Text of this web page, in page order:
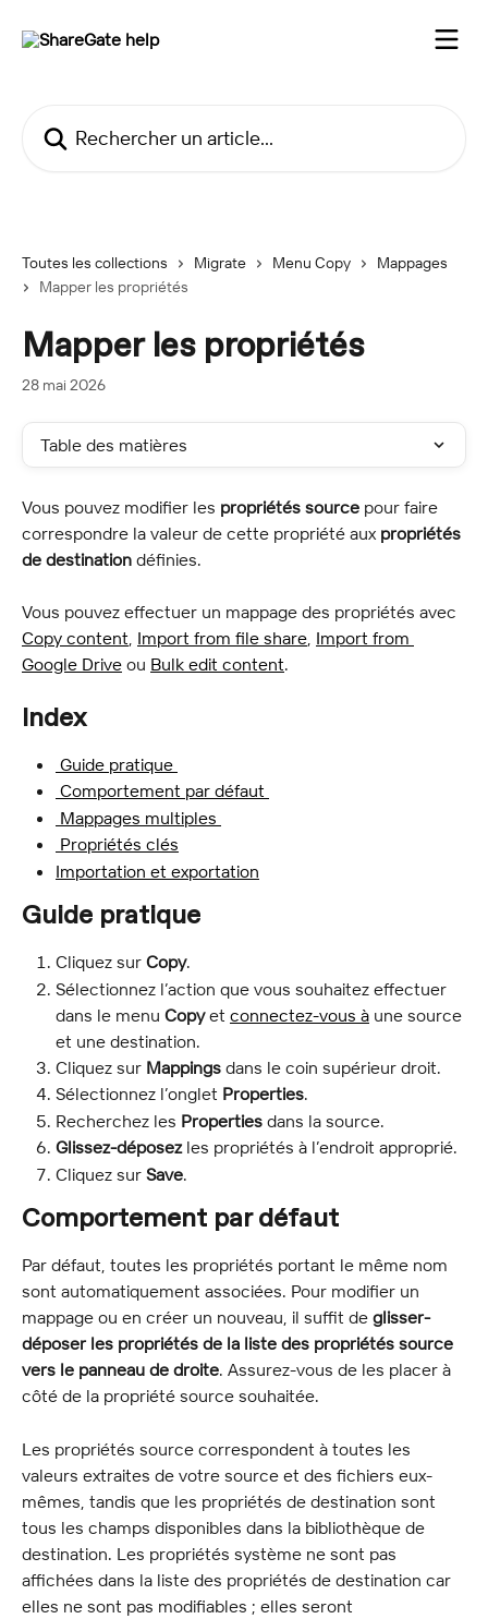
Toutes les collections Migrate Menu Copy
Mappages
Mapper les propriétés
Mapper les propriétés
28 mai 2026
Table des matières
Vous pouvez modifier les propriétés source pour faire
correspondre la valeur de cette propriété aux propriétés
de destination définies.
Vous pouvez effectuer un mappage des propriétés avec
Copy content, Import from file share, Import from
Google Drive ou Bulk edit content.
Index
Guide pratique
Comportement par défaut
Mappages multiples
Propriétés clés
Importation et exportation
Guide pratique
Cliquez sur Copy.
Sélectionnez l’action que vous souhaitez effectuer
dans le menu Copy et connectez-vous à une source
et une destination.
Cliquez sur Mappings dans le coin supérieur droit.
Sélectionnez l’onglet Properties.
Recherchez les Properties dans la source.
Glissez-déposez les propriétés à l’endroit approprié.
Cliquez sur Save.
Comportement par défaut
Par défaut, toutes les propriétés portant le même nom
sont automatiquement associées. Pour modifier un
mappage ou en créer un nouveau, il suffit de glisser-
déposer les propriétés de la liste des propriétés source
vers le panneau de droite. Assurez-vous de les placer à
côté de la propriété source souhaitée.
Les propriétés source correspondent à toutes les
valeurs extraites de votre source et des fichiers eux-
mêmes, tandis que les propriétés de destination sont
tous les champs disponibles dans la bibliothèque de
destination. Les propriétés système ne sont pas
affichées dans la liste des propriétés de destination car
elles ne sont pas modifiables ; elles seront